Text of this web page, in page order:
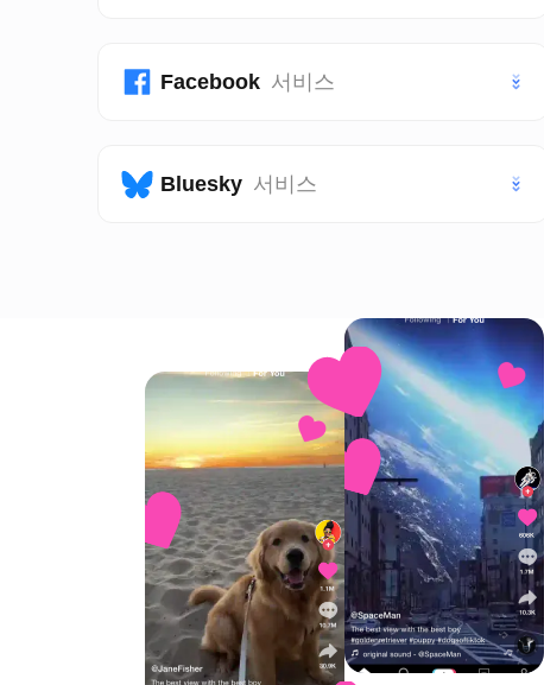
틱톡 좋아요
틱톡 조회수
틱톡 공유
틱톡 저장
VIP 틱톡 좋아요
VIP 틱톡 팔로워
Facebook 서비스
페이스북 페이지 좋아요
페이스북 게시물 조회수
Bluesky 서비스
블루스카이 팔로워